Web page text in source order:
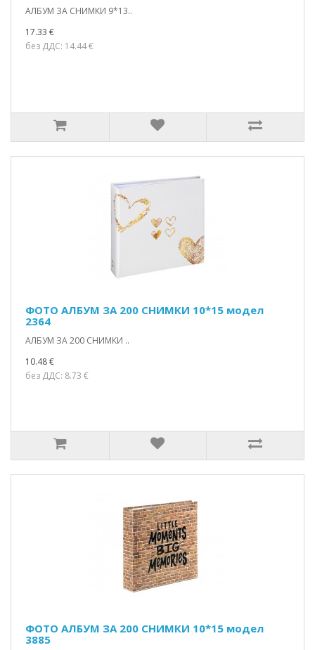
АЛБУМ ЗА СНИМКИ 9*13..
17.33 €
без ДДС: 14.44 €
ФОТО АЛБУМ ЗА 200 СНИМКИ 10*15 модел
2364
АЛБУМ ЗА 200 СНИМКИ ..
10.48 €
без ДДС: 8.73 €
ФОТО АЛБУМ ЗА 200 СНИМКИ 10*15 модел
3885